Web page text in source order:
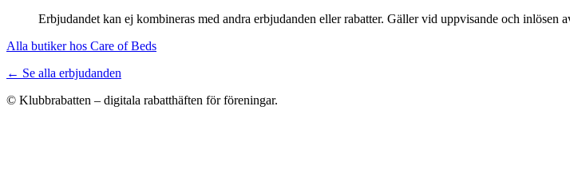
Erbjudandet kan ej kombineras med andra erbjudanden eller rabatter. Gäller vid uppvisande och inlösen
Alla butiker hos Care of Beds
← Se alla erbjudanden
© Klubbrabatten – digitala rabatthäften för föreningar.